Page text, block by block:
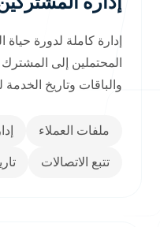
تواصل
خدماتنا
إدارة كاملة لدورة حياة
المحتملين إلى المشترك
والباقات وتاريخ
ملفات العملاء
تتبع الاتصالات